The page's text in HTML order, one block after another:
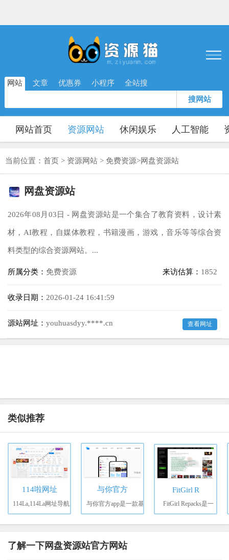
网站 文章 优惠券 小程序 全站搜
搜网站
网站首页 资源网站 休闲娱乐 人工智能
当前位置： 首页 > 资源网站 > 免费资源>网盘资源站
网盘资源站
2026年08月03日 - 网盘资源站是一个集合了教育资料，设计素
材，AI教程，自媒体教程，书籍漫画，游戏，音乐等等综合资
料类型的综合资源网站。...
所属分类： 免费资源 来访估算： 1852
收录日期： 2026-01-24 16:41:59
源站网址： youhuasdyy.****.cn 查看网址
类似推荐
114啦网址
114La,114La网址导航,
与你官方
与你官方app是一款基
FitGirl R
FitGirl Repacks是一
了解一下网盘资源站官方网站